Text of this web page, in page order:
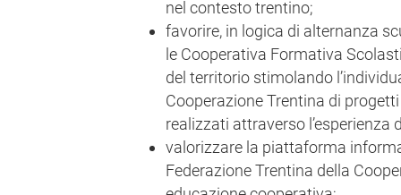
nel contesto trentino;
favorire, in logica di alternanza
le Cooperativa Formativa
del territorio stimolando
Cooperazione Trentina di
realizzati attraverso l’esperienza
valorizzare la piattaforma
Federazione Trentina della